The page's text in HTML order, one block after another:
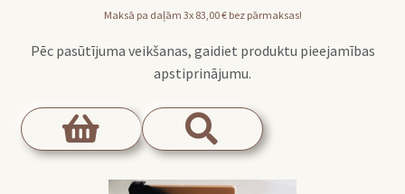
Maksā pa daļām 3x 83,00€bez pārmaksas!
Pēc pasūtījuma veikšanas, gaidiet produktu pieejamības
apstiprinājumu.